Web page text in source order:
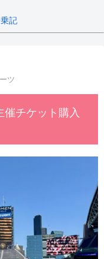
記
ツ
チケット購入